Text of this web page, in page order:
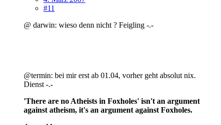
#11
@ darwin: wieso denn nicht ? Feigling -.-
@termin: bei mir erst ab 01.04, vorher geht absolut nix.
Dienst -.-
'There are no Atheists in Foxholes' isn't an argument
against atheism, it's an argument against Foxholes.